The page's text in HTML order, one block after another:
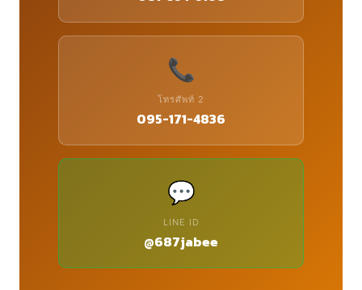
📞
โทรศัพท์ 2
095-171-4836
💬
LINE ID
@687jabee